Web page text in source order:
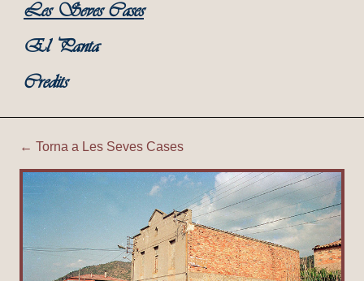
Les Seves Cases
El Panta
Credits
Tiurana | Cobert de Cal
← Torna a Les Seves Cases